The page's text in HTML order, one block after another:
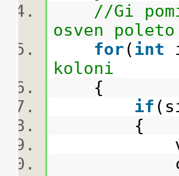
//Gi
osven
for( int
koloni
{
if
{